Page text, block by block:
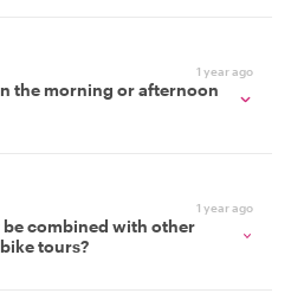
1 year ago
the morning or afternoon
1 year ago
combined with other
tours?